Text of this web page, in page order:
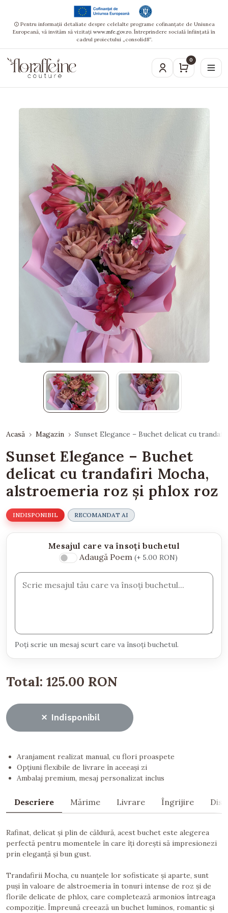
Pentru informații detaliate despre celelalte programe cofinanțate de Uniunea
Europeană, vă invităm să vizitați www.mfe.gov.ro. Întreprindere socială înființată în
cadrul proiectului „consolid8”.
0
Acasă Magazin Sunset Elegance – Buchet delicat cu
Sunset Elegance – Buchet
delicat cu trandafiri Mocha,
alstroemeria roz și phlox roz
INDISPONIBIL RECOMANDAT AI
Mesajul care va însoți buchetul
Adaugă Poem (+ 5.00 RON)
Poți scrie un mesaj scurt care va însoți buchetul.
Total: 125.00 RON
Indisponibil
Aranjament realizat manual, cu flori proaspete
Opțiuni flexibile de livrare în aceeași zi
Ambalaj premium, mesaj personalizat inclus
Descriere Mărime Livrare Îngrijire
Rafinat, delicat și plin de căldură, acest buchet este alegerea
perfectă pentru momentele în care îți dorești să impresionezi
prin eleganță și bun gust.
Trandafirii Mocha, cu nuanțele lor sofisticate și aparte, sunt
puși în valoare de alstroemeria în tonuri intense de roz și de
florile delicate de phlox, care completează armonios întreaga
compoziție. Împreună creează un buchet luminos, romantic și